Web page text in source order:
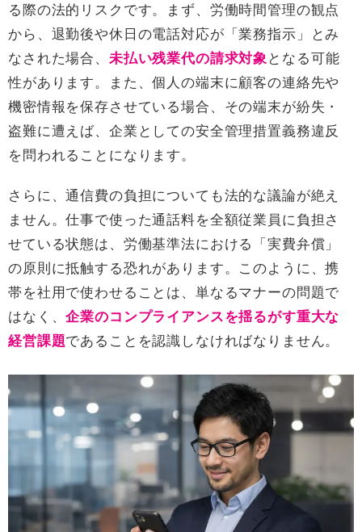
る際の法的リスクです。まず、労働時間管理の観点
から、退勤後や休日の電話対応が「業務指示」とみ
なされた場合、 未払い残業代の請求対象 となる可能
性があります。また、個人の端末に顧客の連絡先や
機密情報を保存させている場合、その端末が紛失・
盗難に遭えば、企業としての安全管理措置義務違反
を問われることになります。
さらに、通信費の負担についても法的な議論が絶え
ません。仕事で使った通話料を全額従業員に負担さ
せている状態は、労働基準法における「実費弁償」
の原則に抵触する恐れがあります。このように、携
帯を社用で使わせることは、単なるマナーの問題で
はなく、企業のコンプライアンスを揺るがす重大な
経営課題であることを認識しなければなりません。